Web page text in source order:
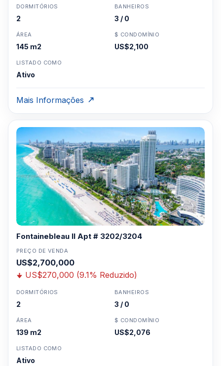
DORMITÓRIOS
2
BANHEIROS
3 / 0
ÁREA
145 m2
$ CONDOMÍNIO
US$2,100
LISTADO COMO
Ativo
Mais Informações
Fontainebleau II Apt # 3202/3204
PREÇO DE VENDA
US$2,700,000
US$270,000 (9.1% Reduzido)
DORMITÓRIOS
2
BANHEIROS
3 / 0
ÁREA
139 m2
$ CONDOMÍNIO
US$2,076
LISTADO COMO
Ativo